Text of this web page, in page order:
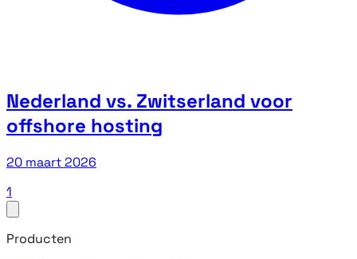
Nederland vs. Zwitserland voor
offshore hosting
20 maart 2026
1
Producten